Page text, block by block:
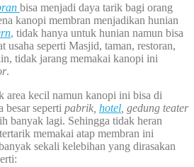
bisa menjadi daya tarik bagi orang
kanopi membran menjadikan hunian
, tidak hanya untuk hunian namun bisa
usaha seperti Masjid, taman, restoran,
tidak jarang memakai kanopi ini
.
area kecil namun kanopi ini bisa di
besar seperti pabrik, hotel , gedung teater
banyak lagi. Sehingga tidak heran
memakai atap membran ini
sekali kelebihan yang dirasakan